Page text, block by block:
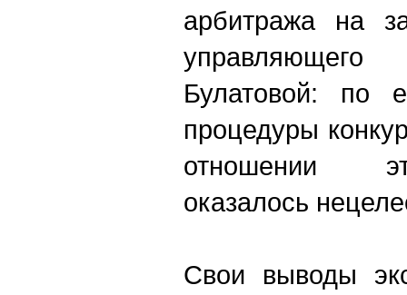
арбитража на
Булатовой: по
процедуры
отношении
оказалось
Свои выводы